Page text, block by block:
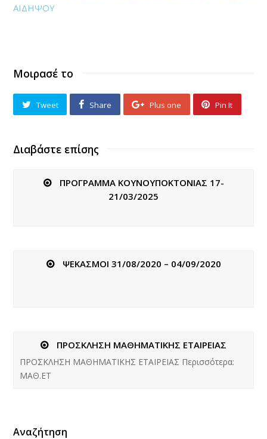
ΑΙΔΗΨΟΥ
Μοιρασέ το
Tweet Share Plus one Pin It
Διαβάστε επίσης
ΠΡΟΓΡΑΜΜΑ ΚΟΥΝΟΥΠΟΚΤΟΝΙΑΣ 17-
21/03/2025
ΨΕΚΑΣΜΟΙ 31/08/2020 – 04/09/2020
ΠΡΟΣΚΛΗΣΗ ΜΑΘΗΜΑΤΙΚΗΣ ΕΤΑΙΡΕΙΑΣ
ΠΡΟΣΚΛΗΣΗ ΜΑΘΗΜΑΤΙΚΗΣ ΕΤΑΙΡΕΙΑΣ Περισσότερα:
ΜΑΘ.ΕΤ
Αναζήτηση